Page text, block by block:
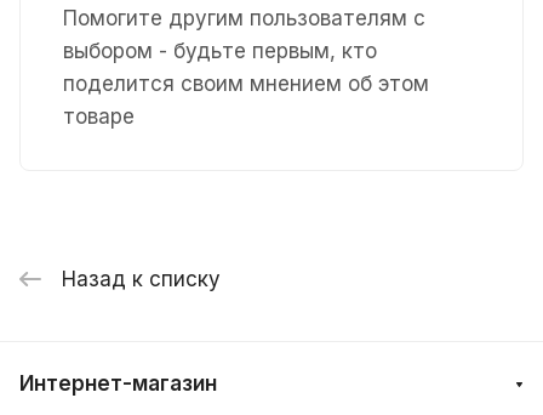
Помогите другим пользователям с
выбором - будьте первым, кто
поделится своим мнением об этом
товаре
Назад к списку
Интернет-магазин